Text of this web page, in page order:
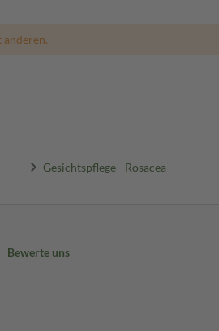
anderen.
Gesichtspflege - Rosacea
Bewerte uns